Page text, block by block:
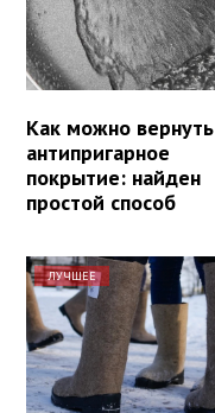
Как можно вернуть
антипригарное
покрытие: найден
простой способ
ЛУЧШЕЕ